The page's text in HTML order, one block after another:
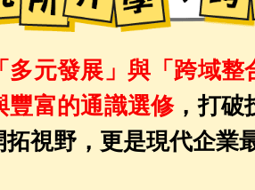
元發展」與「跨域整
豐富的通識選修，打破
視野，更是現代企業